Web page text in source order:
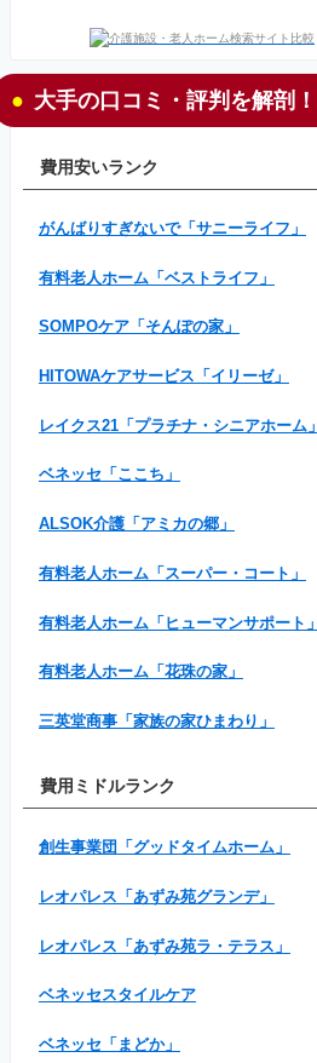
大手の口コミ・評判を解剖！
費用安いランク
がんばりすぎないで「サニーライフ」
有料老人ホーム「ベストライフ」
SOMPOケア「そんぽの家」
HITOWAケアサービス「イリーゼ」
レイクス21「プラチナ・シニアホーム」
ベネッセ「ここち」
ALSOK介護「アミカの郷」
有料老人ホーム「スーパー・コート」
有料老人ホーム「ヒューマンサポート」
有料老人ホーム「花珠の家」
三英堂商事「家族の家ひまわり」
費用ミドルランク
創生事業団「グッドタイムホーム」
レオパレス「あずみ苑グランデ」
レオパレス「あずみ苑ラ・テラス」
ベネッセスタイルケア
ベネッセ「まどか」